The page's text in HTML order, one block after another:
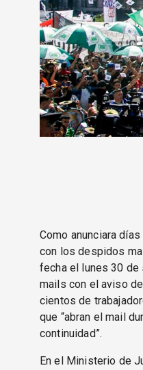
Como anunciara
con los despidos
fecha el lunes 30 de
mails con el aviso
cientos de
que “abran el mail
continuidad”.
En el Ministerio de